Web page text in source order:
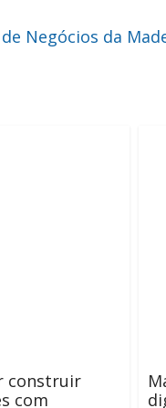
Negócios da
construir
com